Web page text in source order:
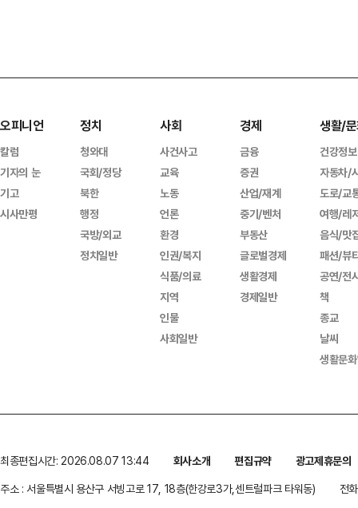
오피니언
칼럼
기자의 눈
기고
시사만평
정치
청와대
국회/정당
북한
행정
국방/외교
정치일반
사회
사건사고
교육
노동
언론
환경
인권/복지
식품/의료
지역
인물
사회일반
경제
금융
증권
산업/재계
중기/벤처
부동산
글로벌경제
생활경제
경제일반
생활/
건강정보
자동차/
도로/교
여행/레
음식/맛
패션/뷰
공연/전
책
종교
날씨
생활문
최종편집시간: 2026.08.07 13:44 회사소개 편집규약
광고제휴문의
주소 : 서울특별시 용산구 서빙고로 17, 18층(한강로3가,센트럴파크 타워동)
전